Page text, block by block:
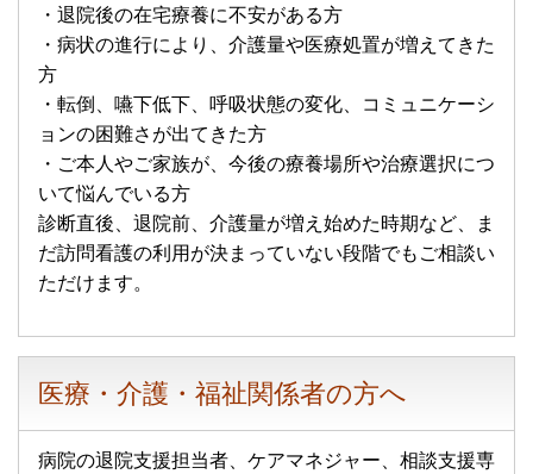
・退院後の在宅療養に不安がある方
・病状の進行により、介護量や医療処置が増えてきた
方
・転倒、嚥下低下、呼吸状態の変化、コミュニケーシ
ョンの困難さが出てきた方
・ご本人やご家族が、今後の療養場所や治療選択につ
いて悩んでいる方
診断直後、退院前、介護量が増え始めた時期など、ま
だ訪問看護の利用が決まっていない段階でもご相談い
ただけます。
医療・介護・福祉関係者の方へ
病院の退院支援担当者、ケアマネジャー、相談支援専